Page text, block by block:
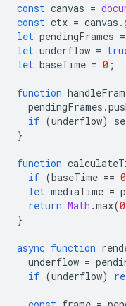
const canvas =
const ctx = canvas .
let pendingFrames =
let underflow =
let baseTime = 0 ;
function
pendingFrames .
if (underflow)
}
function
if (baseTime == 0
let mediaTime =
return Math .max(0
}
async function
underflow =
if (underflow)